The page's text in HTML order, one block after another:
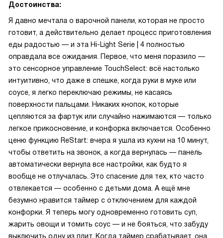
Достоинства:
Я давно мечтала о варочной панели, которая не просто
готовит, а действительно делает процесс приготовления
еды радостью — и эта Hi-Light Serie | 4 полностью
оправдала все ожидания. Первое, что меня поразило —
это сенсорное управление TouchSelect: всё настолько
интуитивно, что даже в спешке, когда руки в муке или
соусе, я легко переключаю режимы, не касаясь
поверхности пальцами. Никаких кнопок, которые
цепляются за фартук или случайно нажимаются — только
легкое прикосновение, и конфорка включается. Особенно
ценю функцию ReStart: вчера я ушла из кухни на 10 минут,
чтобы ответить на звонок, а когда вернулась — панель
автоматически вернула все настройки, как будто я
вообще не отлучалась. Это спасение для тех, кто часто
отвлекается — особенно с детьми дома. А ещё мне
безумно нравится таймер с отключением для каждой
конфорки. Я теперь могу одновременно готовить суп,
жарить овощи и томить соус — и не бояться, что забуду
выключить одну из плит. Когда таймер срабатывает, она